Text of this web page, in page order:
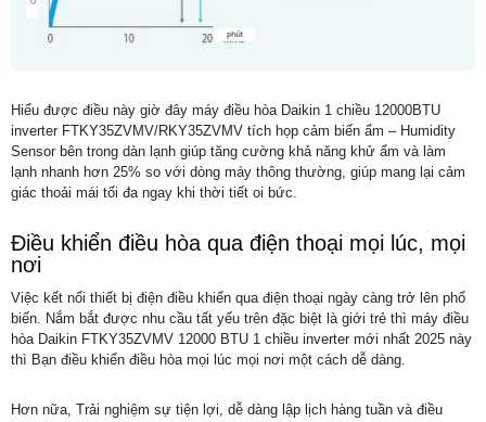
Hiểu được điều này giờ đây máy điều hòa Daikin 1 chiều 12000BTU
inverter FTKY35ZVMV/RKY35ZVMV tích họp cảm biến ẩm – Humidity
Sensor bên trong dàn lạnh giúp tăng cường khả năng khử ẩm và làm
lạnh nhanh hơn 25% so với dòng máy thông thường, giúp mang lại cảm
giác thoải mái tối đa ngay khi thời tiết oi bức.
Điều khiển điều hòa qua điện thoại mọi lúc, mọi
nơi
Việc kết nối thiết bị điện điều khiển qua điện thoại ngày càng trở lên phổ
biến. Nắm bắt được nhu cầu tất yếu trên đặc biệt là giới trẻ thì máy điều
hòa Daikin FTKY35ZVMV 12000 BTU 1 chiều inverter mới nhất 2025 này
thì Bạn điều khiển điều hòa mọi lúc mọi nơi một cách dễ dàng.
Hơn nữa, Trải nghiệm sự tiện lợi, dễ dàng lập lịch hàng tuần và điều